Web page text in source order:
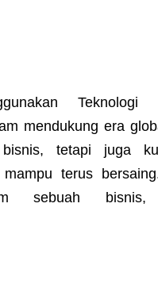
Teknologi
mendukung era
tetapi juga
terus
sebuah bisnis,